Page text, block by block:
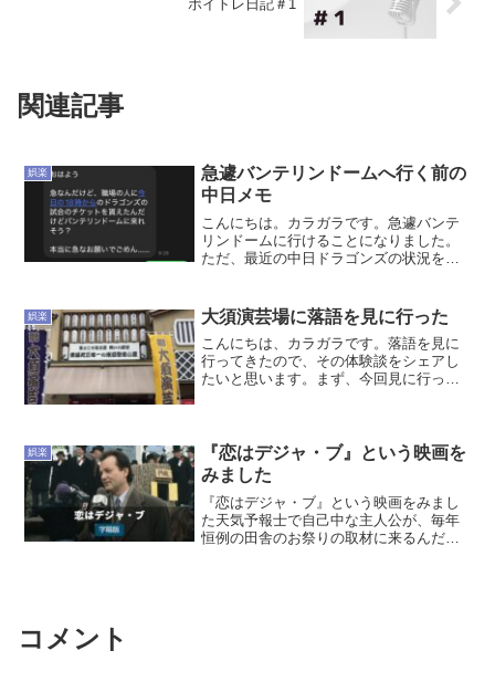
ボイトレ日記＃1
関連記事
娯楽
急遽バンテリンドームへ行く前の
中日メモ
こんにちは。カラガラです。急遽バンテ
リンドームに行けることになりました。
ただ、最近の中日ドラゴンズの状況をち
で、現時点での中日の印象を、打線・投
手陣・守備・走塁・ファー...
娯楽 大須演芸場に落語を見に行った
こんにちは、カラガラです。落語を見に
行ってきたので、その体験談をシェアし
たいと思います。まず、今回見に行った
三遊亭兼好さんゆうてい ...
娯楽
『恋はデジャ・ブ』という映画を
みました
『恋はデジャ・ブ』という映画をみまし
た天気予報士で自己中な主人公が、毎年
恒例の田舎のお祭りの取材に来るんだけ
コメント